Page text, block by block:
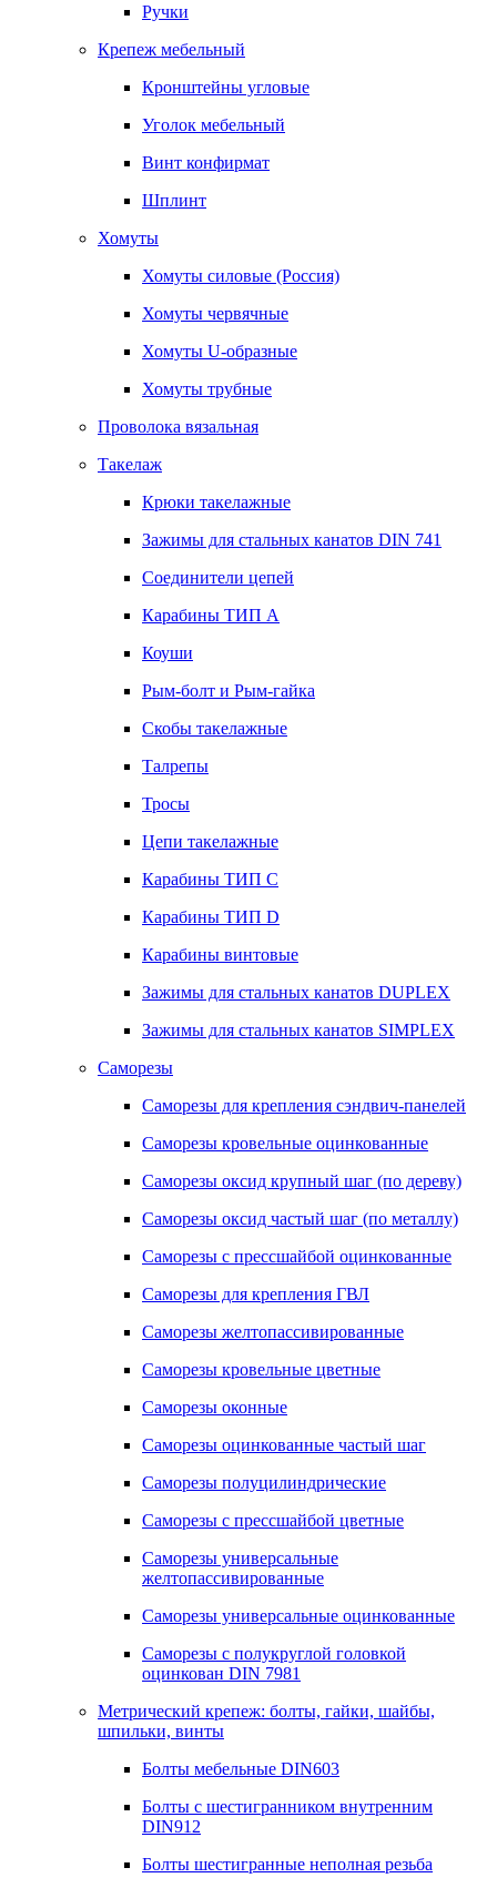
Ручки
Крепеж мебельный
Кронштейны угловые
Уголок мебельный
Винт конфирмат
Шплинт
Хомуты
Хомуты силовые (Россия)
Хомуты червячные
Хомуты U-образные
Хомуты трубные
Проволока вязальная
Такелаж
Крюки такелажные
Зажимы для стальных канатов DIN 741
Соединители цепей
Карабины ТИП А
Коуши
Рым-болт и Рым-гайка
Скобы такелажные
Талрепы
Тросы
Цепи такелажные
Карабины ТИП C
Карабины ТИП D
Карабины винтовые
Зажимы для стальных канатов DUPLEX
Зажимы для стальных канатов SIMPLEX
Саморезы
Саморезы для крепления сэндвич-панелей
Саморезы кровельные оцинкованные
Саморезы оксид крупный шаг (по дереву)
Саморезы оксид частый шаг (по металлу)
Саморезы с прессшайбой оцинкованные
Саморезы для крепления ГВЛ
Саморезы желтопассивированные
Саморезы кровельные цветные
Саморезы оконные
Саморезы оцинкованные частый шаг
Саморезы полуцилиндрические
Саморезы с прессшайбой цветные
Саморезы универсальные
желтопассивированные
Саморезы универсальные оцинкованные
Саморезы с полукруглой головкой
оцинкован DIN 7981
Метрический крепеж: болты, гайки, шайбы,
шпильки, винты
Болты мебельные DIN603
Болты с шестигранником внутренним
DIN912
Болты шестигранные неполная резьба